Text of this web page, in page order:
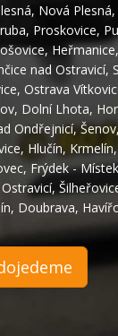
, Nová Plesná,
, Proskovice,
, Heřmanice,
nad Ostravicí,
, Ostrava
, Dolní Lhota,
Ondřejnicí,Šenov
, Hlučín, Krmelín
, Frýdek - Místek
,
, Doubrava,